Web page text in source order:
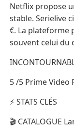
Netflix propose
stable. Serielive
€. La plateforme
souvent celui du
5 /5 Prime
⚡ STATS CLÉS
🎬 CATALOGUE